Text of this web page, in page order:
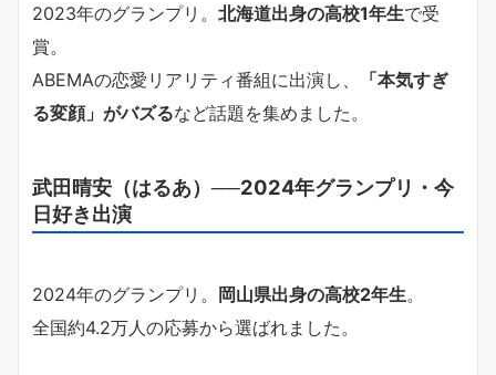
2023年のグランプリ。 北海道出身の高校1年生で受
賞。
ABEMAの恋愛リアリティ番組に出演し、
「本気すぎ
る変顔」がバズるなど話題を集めました。
武田晴安（はるあ）──2024年グランプリ・今
日好き出演
2024年のグランプリ。 岡山県出身の高校2年生。
全国約4.2万人の応募から選ばれました。